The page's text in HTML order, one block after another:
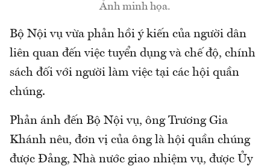
Ảnh minh họa.
Bộ Nội vụ vừa phản hồi ý kiến của người dân
liên quan đến việc tuyển dụng và chế độ, chính
sách đối với người làm việc tại các hội quần
chúng.
Phản ánh đến Bộ Nội vụ, ông Trương Gia
Khánh nêu, đơn vị của ông là hội quần chúng
được Đảng, Nhà nước giao nhiệm vụ, được Ủy